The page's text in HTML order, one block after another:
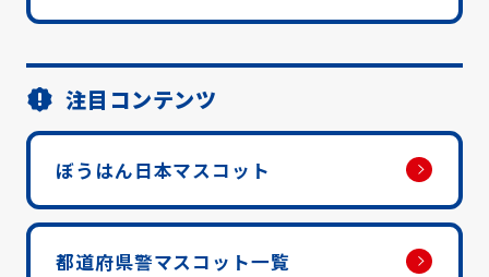
注目コンテンツ
ぼうはん日本マスコット
都道府県警マスコット一覧